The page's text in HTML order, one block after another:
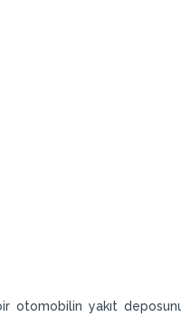
otomobilin yakıt